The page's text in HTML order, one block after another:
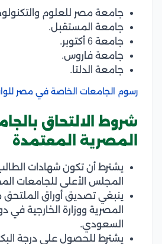
جامعة مصر للعلوم
جامعة المستقبل.
جامعة 6 أكتوبر.
جامعة فاروس.
جامعة الدلتا.
رسوم الجامعات الخاصة في مصر
شروط الالتحاق
المصرية المعتمدة
يشترط أن تكون شهادات
المجلس الأعلى للجامعات
ينبغي تصديق أوراق الملتحق
المصرية ووزارة الخارجية في
السعودي.
يشترط للحصول على درجة